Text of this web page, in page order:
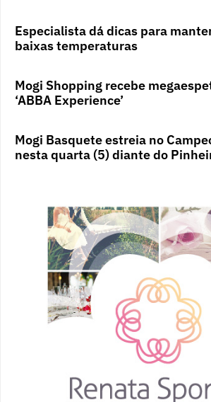
Especialista dá dicas para
baixas temperaturas
Mogi Shopping recebe
‘ABBA Experience’
Mogi Basquete estreia no
nesta quarta (5) diante do